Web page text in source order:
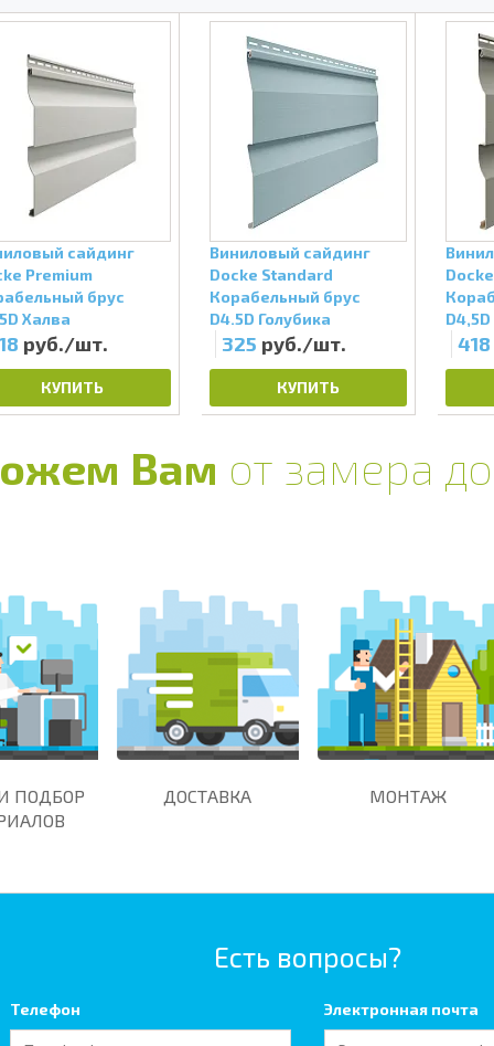
сайдинг
Premium
брус
Халва
руб./шт.
КУПИТЬ
Виниловый сайдинг
Docke Standard
Корабельный брус
D4.5D Голубика
325 руб./шт.
КУПИТЬ
418
Вам от замера
ПОДБОР
ДОСТАВКА МОНТАЖ
Есть вопросы?
Телефон Электронная почта